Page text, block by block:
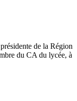
de la Région
du CA du lycée, à